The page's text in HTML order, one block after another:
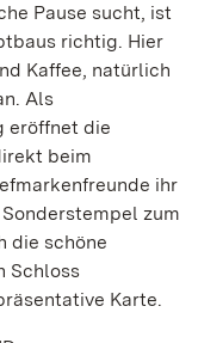
Pause sucht, ist
richtig. Hier
Kaffee, natürlich
Als
eröffnet die
beim
ihr
zum
die schöne
Schloss
Karte.